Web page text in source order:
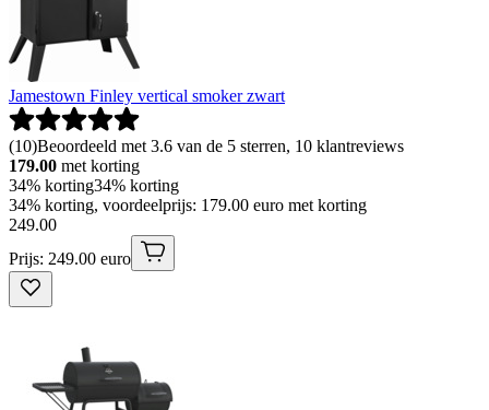
Jamestown Finley vertical smoker zwart
(10)Beoordeeld met 3.6 van de 5 sterren, 10 klantreviews
179.00 met korting
34% korting34% korting
34% korting, voordeelprijs: 179.00 euro met korting
249.00
Prijs: 249.00 euro